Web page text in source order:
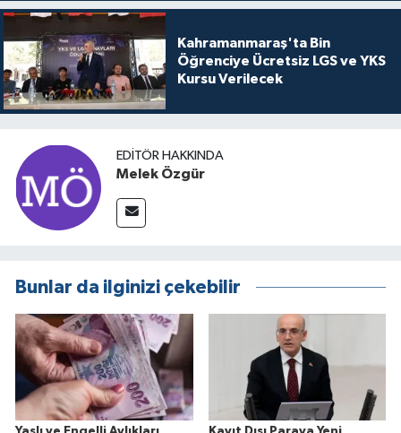
Kahramanmaraş'ta Bin
Öğrenciye Ücretsiz LGS ve YKS
Kursu Verilecek
EDITÖR HAKKINDA
Melek Özgür
Bunlar da ilginizi çekebilir